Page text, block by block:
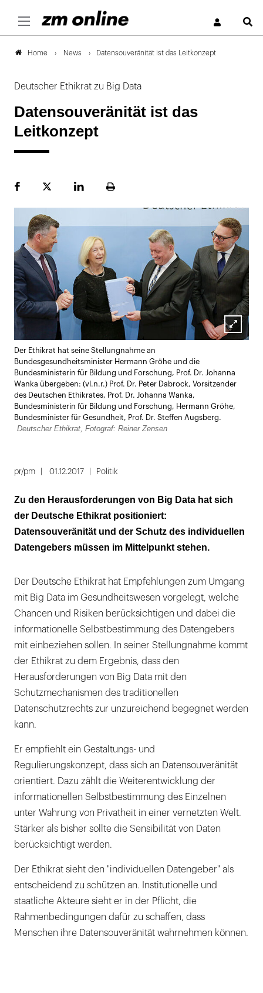
Home News Datensouveränität ist das Leitkonzept
Deutscher Ethikrat zu Big Data
Datensouveränität ist das
Leitkonzept
FacebookPlattformLinekdInSeite
Lightbox
Der Ethikrat hat seine Stellungnahme an
Bundesgesundheitsminister Hermann Gröhe und die
Bundesministerin für Bildung und Forschung, Prof. Dr. Johanna
Wanka übergeben: (vl.n.r.) Prof. Dr. Peter Dabrock, Vorsitzender
des Deutschen Ethikrates, Prof. Dr. Johanna Wanka,
Bundesministerin für Bildung und Forschung, Hermann Gröhe,
Bundesminister für Gesundheit, Prof. Dr. Steffen Augsberg.
Deutscher Ethikrat, Fotograf: Reiner Zensen
pr/pm 01.12.2017 Politik
Zu den Herausforderungen von Big Data hat sich
der Deutsche Ethikrat positioniert:
Datensouveränität und der Schutz des individuellen
Datengebers müssen im Mittelpunkt stehen.
Der Deutsche Ethikrat hat Empfehlungen zum Umgang
mit Big Data im Gesundheitswesen vorgelegt, welche
Chancen und Risiken berücksichtigen und dabei die
informationelle Selbstbestimmung des Datengebers
mit einbeziehen sollen. In seiner Stellungnahme kommt
der Ethikrat zu dem Ergebnis, dass den
Herausforderungen von Big Data mit den
Schutzmechanismen des traditionellen
Datenschutzrechts zur unzureichend begegnet werden
kann.
Er empfiehlt ein Gestaltungs- und
Regulierungskonzept, dass sich an Datensouveränität
orientiert. Dazu zählt die Weiterentwicklung der
informationellen Selbstbestimmung des Einzelnen
unter Wahrung von Privatheit in einer vernetzten Welt.
Stärker als bisher sollte die Sensibilität von Daten
berücksichtigt werden.
Der Ethikrat sieht den "individuellen Datengeber" als
entscheidend zu schützen an. Institutionelle und
staatliche Akteure sieht er in der Pflicht, die
Rahmenbedingungen dafür zu schaffen, dass
Menschen ihre Datensouveränität wahrnehmen können.